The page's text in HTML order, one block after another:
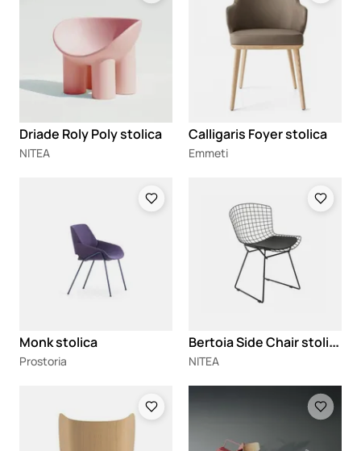
Driade Roly Poly stolica
NITEA
Calligaris Foyer stolica
Emmeti
Monk stolica
Prostoria
B
ertoia Side Chair stolica
NITEA